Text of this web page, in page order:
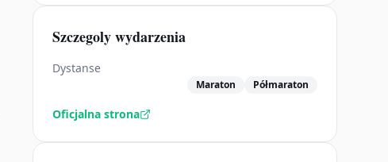
Szczegoly wydarzenia
Dystanse
Maraton Półmaraton
Oficjalna strona